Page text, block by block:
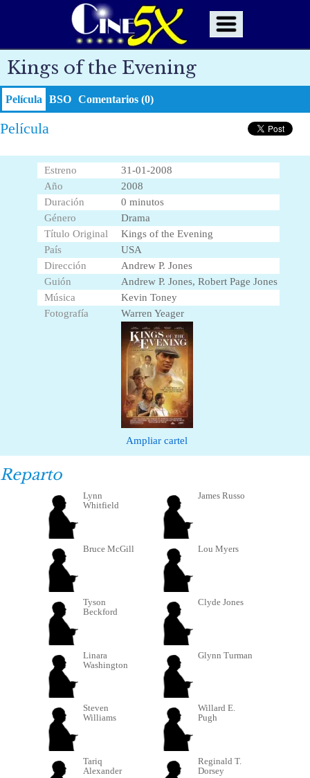
Kings of the Evening
Película BSO Comentarios (0)
Película
Estreno
31-01-2008
Año
2008
Duración
0 minutos
Género
Drama
Título Original
Kings of the Evening
País
USA
Dirección
Andrew P. Jones
Guión
Andrew P. Jones, Robert Page Jones
Música
Kevin Toney
Fotografía
Warren Yeager
Ampliar cartel
Reparto
Lynn
Whitfield
James Russo
Bruce McGill Lou Myers
Tyson
Beckford
Clyde Jones
Linara
Washington
Glynn Turman
Steven
Williams
Willard E.
Pugh
Tariq
Alexander
Reginald T.
Dorsey